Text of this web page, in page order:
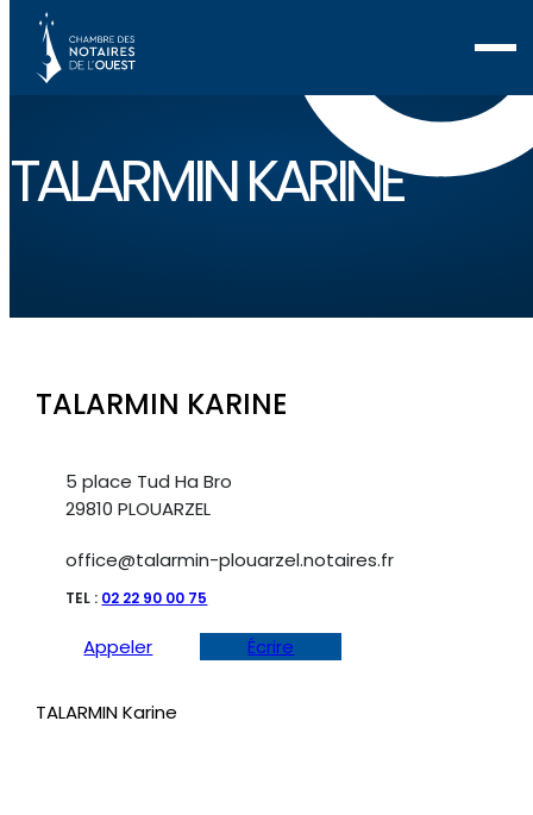
TALARMIN KARINE
TALARMIN KARINE
5 place Tud Ha Bro
29810 PLOUARZEL
office@talarmin-plouarzel.notaires.fr
TEL : 02 22 90 00 75
Appeler Écrire
TALARMIN Karine